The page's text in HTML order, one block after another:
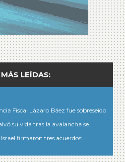
LEÍDAS:
Fiscal Lázaro Báez fue sobreseído
su vida tras la avalancha se…
firmaron tres acuerdos:…